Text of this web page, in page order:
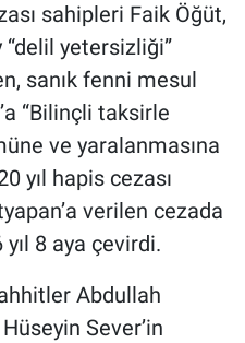
sahipleri Faik Öğüt,
yetersizliği”
sanık fenni mesul
“Bilinçli taksirle
ve yaralanmasına
yıl hapis cezası
verilen cezada
8 aya çevirdi.
Abdullah
Sever’in